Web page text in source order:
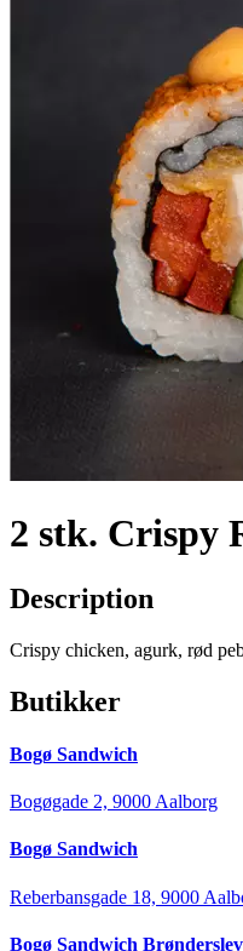
2 stk. Crispy
Description
Crispy chicken, agurk, rød
Butikker
Bogø Sandwich
Bogøgade 2, 9000 Aalborg
Bogø Sandwich
Reberbansgade 18, 9000
Bogø Sandwich Brønderslev